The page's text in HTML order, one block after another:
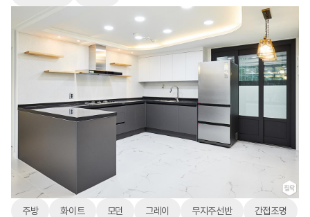
주방 화이트 모던 그레이 무지주선반 간접조명